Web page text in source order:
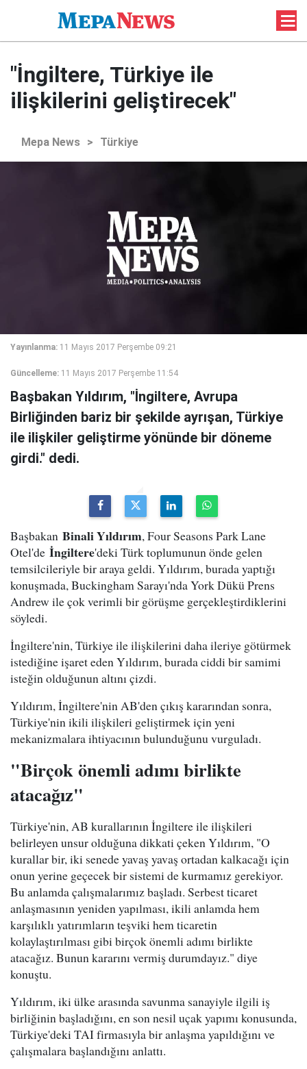
"İngiltere, Türkiye ile
ilişkilerini geliştirecek"
Mepa News > Türkiye
Yayınlanma: 11 Mayıs 2017 Perşembe 09:21
Güncelleme: 11 Mayıs 2017 Perşembe 11:54
Başbakan Yıldırım, "İngiltere, Avrupa
Birliğinden bariz bir şekilde ayrışan, Türkiye
ile ilişkiler geliştirme yönünde bir döneme
girdi." dedi.
Başbakan Binali Yıldırım, Four Seasons Park Lane
Otel'de İngiltere'deki Türk toplumunun önde gelen
temsilcileriyle bir araya geldi. Yıldırım, burada yaptığı
konuşmada, Buckingham Sarayı'nda York Dükü Prens
Andrew ile çok verimli bir görüşme gerçekleştirdiklerini
söyledi.
İngiltere'nin, Türkiye ile ilişkilerini daha ileriye götürmek
istediğine işaret eden Yıldırım, burada ciddi bir samimi
isteğin olduğunun altını çizdi.
Yıldırım, İngiltere'nin AB'den çıkış kararından sonra,
Türkiye'nin ikili ilişkileri geliştirmek için yeni
mekanizmalara ihtiyacının bulunduğunu vurguladı.
"Birçok önemli adımı birlikte
atacağız"
Türkiye'nin, AB kurallarının İngiltere ile ilişkileri
belirleyen unsur olduğuna dikkati çeken Yıldırım, "O
kurallar bir, iki senede yavaş yavaş ortadan kalkacağı için
onun yerine geçecek bir sistemi de kurmamız gerekiyor.
Bu anlamda çalışmalarımız başladı. Serbest ticaret
anlaşmasının yeniden yapılması, ikili anlamda hem
karşılıklı yatırımların teşviki hem ticaretin
kolaylaştırılması gibi birçok önemli adımı birlikte
atacağız. Bunun kararını vermiş durumdayız." diye
konuştu.
Yıldırım, iki ülke arasında savunma sanayiyle ilgili iş
birliğinin başladığını, en son nesil uçak yapımı konusunda,
Türkiye'deki TAI firmasıyla bir anlaşma yapıldığını ve
çalışmalara başlandığını anlattı.